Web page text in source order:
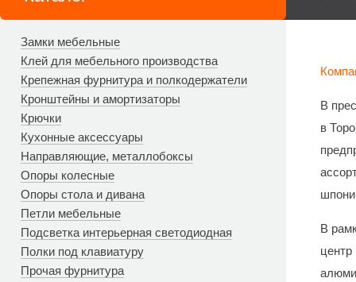
Замки мебельные
Клей для мебельного производства
Крепежная фурнитура и полкодержатели
Кронштейны и амортизаторы
Крючки
Кухонные аксессуары
Направляющие, металлобоксы
Опоры колесные
Опоры стола и дивана
Петли мебельные
Подсветка интерьерная светодиодная
Полки под клавиатуру
Прочая фурнитура
В
в
В